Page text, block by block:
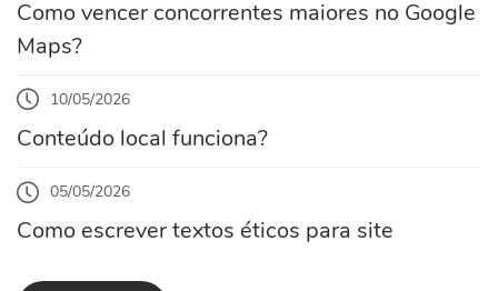
Como vencer concorrentes maiores no Google
Maps?
10/05/2026
Conteúdo local funciona?
05/05/2026
Como escrever textos éticos para site